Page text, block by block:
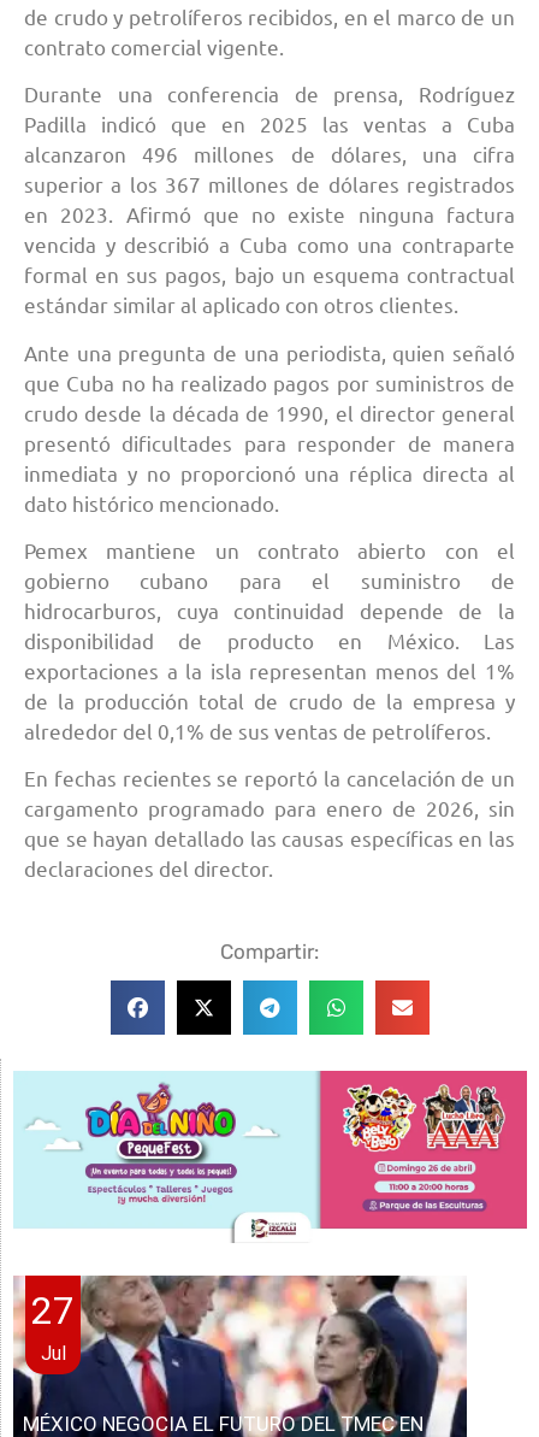
de crudo y petrolíferos recibidos, en el marco de un
contrato comercial vigente.
Durante una conferencia de prensa, Rodríguez
Padilla indicó que en 2025 las ventas a Cuba
alcanzaron 496 millones de dólares, una cifra
superior a los 367 millones de dólares registrados
en 2023. Afirmó que no existe ninguna factura
vencida y describió a Cuba como una contraparte
formal en sus pagos, bajo un esquema contractual
estándar similar al aplicado con otros clientes.
Ante una pregunta de una periodista, quien señaló
que Cuba no ha realizado pagos por suministros de
crudo desde la década de 1990, el director general
presentó dificultades para responder de manera
inmediata y no proporcionó una réplica directa al
dato histórico mencionado.
Pemex mantiene un contrato abierto con el
gobierno cubano para el suministro de
hidrocarburos, cuya continuidad depende de la
disponibilidad de producto en México. Las
exportaciones a la isla representan menos del 1%
de la producción total de crudo de la empresa y
alrededor del 0,1% de sus ventas de petrolíferos.
En fechas recientes se reportó la cancelación de un
cargamento programado para enero de 2026, sin
que se hayan detallado las causas específicas en las
declaraciones del director.
Compartir:
27
Jul
MÉXICO NEGOCIA EL FUTURO DEL TMEC EN